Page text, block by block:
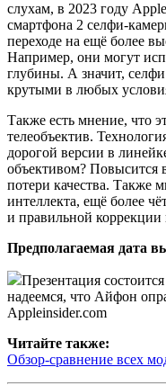
слухам, в 2023 году
смартфона 2 селфи-
переходе на ещё более
Например, они могут
глубины. А значит,
крутыми в любых
Также есть мнение, что
телеобъектив.
дорогой версии в
объективом? Повысится
потери качества. Также
интеллекта, ещё более
и правильной коррекции
Предполагаемая дата
Презентация
надеемся, что Айфон
Appleinsider.com
Читайте также:
Обзор-сравнение всех